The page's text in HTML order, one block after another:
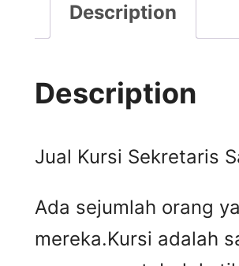
Description
Description
Jual Kursi Sekretaris
Ada sejumlah orang
mereka.Kursi adalah